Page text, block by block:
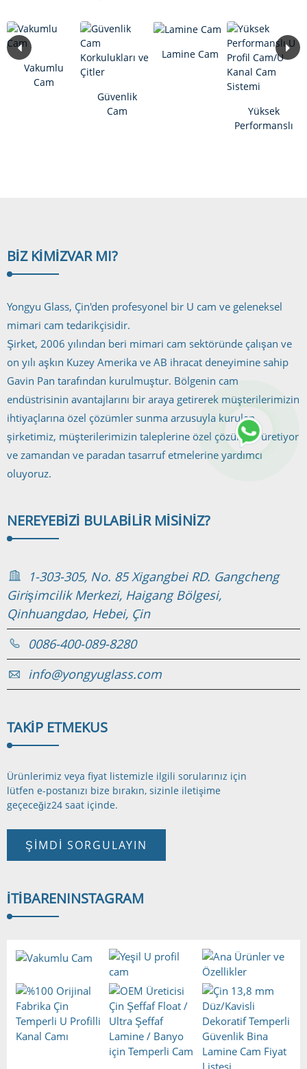
Vakumlu
Cam
Güvenlik
Cam
Lamine Cam
Yüksek
Performanslı
BIZ KIMIZVAR MI?
Yongyu Glass, Çin'den profesyonel bir U cam ve geleneksel
mimari cam tedarikçisidir.
Şirket, 2006 yılından beri mimari cam sektöründe çalışan ve
on yılı aşkın Kuzey Amerika ve AB ihracat deneyimine sahip
Gavin Pan tarafından kurulmuştur. Bölgenin cam
endüstrisinin avantajlarını bir araya getirerek müşterilerimizin
ihtiyaçlarına özel çözümler sunma arzusuyla kurulan
şirketimiz, müşterilerimizin taleplerine özel çözümler üretiyor
ve zamandan ve paradan tasarruf etmelerine yardımcı
oluyoruz.
NEREYEBIZI BULABILIR MISINIZ?
1-303-305, No. 85 Xigangbei RD. Gangcheng
Girişimcilik Merkezi, Haigang Bölgesi,
Qinhuangdao, Hebei, Çin
0086-400-089-8280
info@yongyuglass.com
TAKIP ETMEKUS
Ürünlerimiz veya fiyat listemizle ilgili sorularınız için
lütfen e-postanızı bize bırakın, sizinle iletişime
geçeceğiz24 saat içinde.
ŞIMDI SORGULAYIN
İTIBARENINSTAGRAM